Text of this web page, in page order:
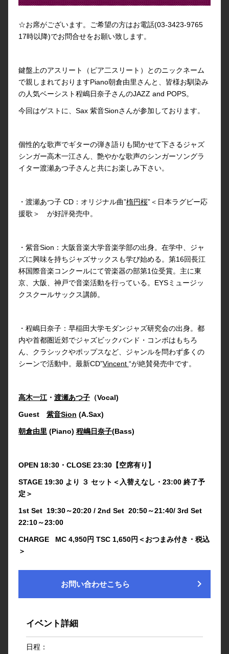
☆お席がございます。ご希望の方はお電話(03-3423-9765
17時以降)でお問合せをお願い致します。
鍵盤上のアスリート（ピア二スリート）とのニックネーム
で親しまれておりますPiano朝倉由里さんと、皆様お馴染み
の人気ベーシスト程嶋日奈子さんのJAZZ and POPS。
今回はゲストに、Sax 紫音Sionさんが参加しております。
個性的な歌声でギターの弾き語りも聞かせて下さるジャズ
シンガー高木一江さん、艶やかな歌声のシンガーソングラ
イター渡瀬あつ子さんと共にお楽しみ下さい。
・渡瀬あつ子 CD：オリジナル曲”楕円桜”＜日本ラグビー応
援歌＞ が好評発売中。
・紫音Sion：大阪音楽大学音楽学部の出身。在学中、ジャ
ズに興味を持ちジャズサックスも学び始める。第16回長江
杯国際音楽コンクールにて管楽器の部第1位受賞。主に東
京、大阪、神戸で音楽活動を行っている。EYSミュージッ
クスクールサックス講師。
・程嶋日奈子：早稲田大学モダンジャズ研究会の出身。都
内や首都圏近郊でジャズビックバンド・コンボはもちろ
ん、クラシックやポップスなど、ジャンルを問わず多くの
シーンで活動中。最新CD”Vincent “が絶賛発売中です。
高木一江・ 渡瀬あつ子（Vocal)
Guest 紫音Sion (A.Sax)
朝倉由里 (Piano) 程嶋日奈子(Bass)
OPEN 18:30・CLOSE 23:30【空席有り】
STAGE 19:30 より ３ セット＜入替えなし・23:00 終了予
定＞
1st Set 19:30～20:20 / 2nd Set 20:50～21:40/ 3rd Set
22:10～23:00
CHARGE MC 4,950円 TSC 1,650円＜おつまみ付き・税込
＞
お問い合わせこちら chevron_right
イベント詳細
日程：